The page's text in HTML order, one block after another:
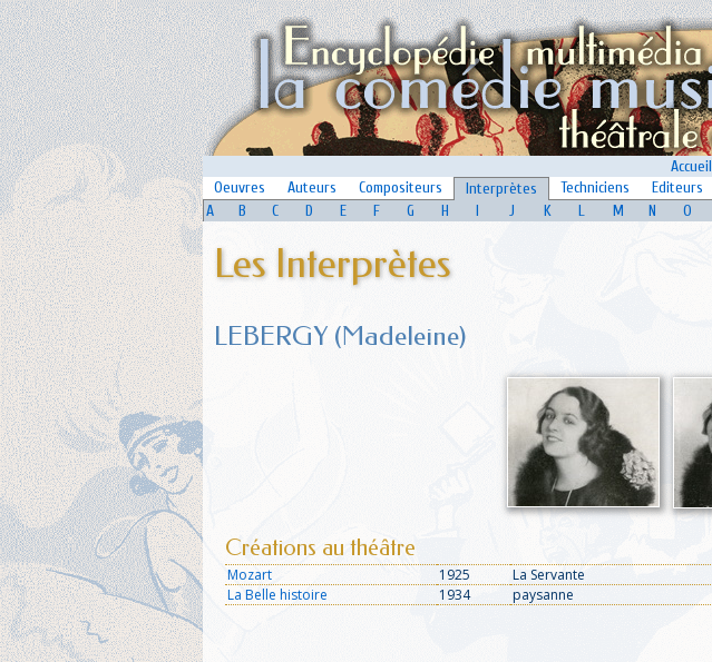
Accueil
Oeuvres
Auteurs Compositeurs Interprètes Techniciens Editeurs
A
B C D E F G H I J K L M N O
Les Interprètes
LEBERGY (Madeleine)
Créations au théâtre
Mozart 1925
La Servante
La Belle histoire
1934 paysanne